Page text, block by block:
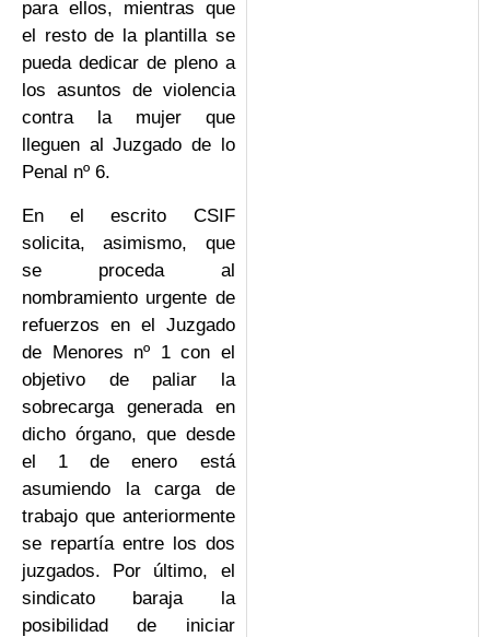
para ellos, mientras que
el resto de la plantilla se
pueda dedicar de pleno a
los asuntos de violencia
contra la mujer que
lleguen al Juzgado de lo
Penal nº 6.
En el escrito CSIF
solicita, asimismo, que
se proceda al
nombramiento urgente de
refuerzos en el Juzgado
de Menores nº 1 con el
objetivo de paliar la
sobrecarga generada en
dicho órgano, que desde
el 1 de enero está
asumiendo la carga de
trabajo que anteriormente
se repartía entre los dos
juzgados. Por último, el
sindicato baraja la
posibilidad de iniciar